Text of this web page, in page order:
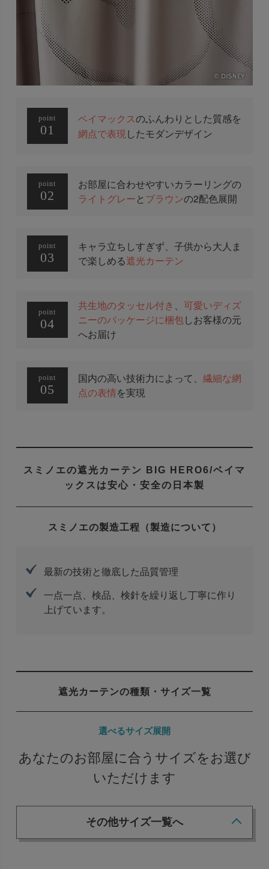
point
01
ベイマックスのふんわりとした質感を
網点で表現したモダンデザイン
point
02
お部屋に合わせやすいカラーリングの
ライトグレーと ブラウンの2配色展開
point
03
キャラ立ちしすぎず、子供から大人ま
で楽しめる遮光カーテン
point
04
共生地のタッセル付き 、可愛いディズ
ニーのパッケージに梱包しお客様の元
へお届け
point
05
国内の高い技術力によって、繊細な網
点の表情を実現
スミノエの遮光カーテン BIG HERO6/ベイマ
ックスは安心・安全の日本製
スミノエの製造工程（製造について）
最新の技術と徹底した品質管理
一点一点、検品、検針を繰り返し丁寧に作り
上げています。
遮光カーテンの種類・サイズ一覧
選べるサイズ展開
あなたのお部屋に合うサイズをお選び
いただけます
その他サイズ一覧へ